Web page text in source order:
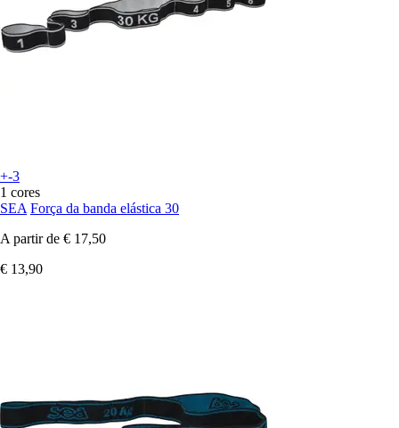
+-3
1 cores
SEA Força da banda elástica 30
A partir de € 17,50
€ 13,90